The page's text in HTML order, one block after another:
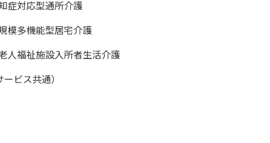
症対応型通所介護
模多機能型居宅介護
人福祉施設入所者生活介護
ビス共通）